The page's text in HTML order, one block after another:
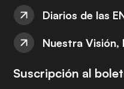
Diarios de las
Nuestra Visión,
Suscripción al